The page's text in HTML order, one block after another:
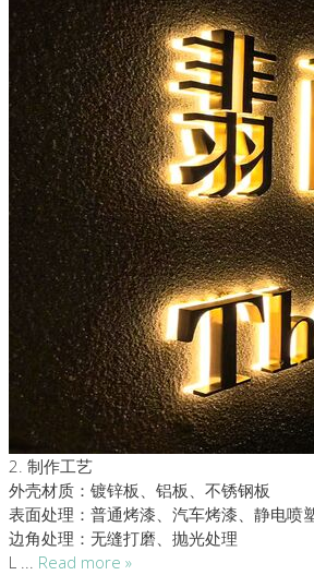
2. 制作工艺
‌外壳材质‌：镀锌板、铝板、不锈钢板
表面处理‌：普通烤漆、汽车烤漆、静电喷
‌边角处理‌：无缝打磨、抛光处理
‌L ... Read more »